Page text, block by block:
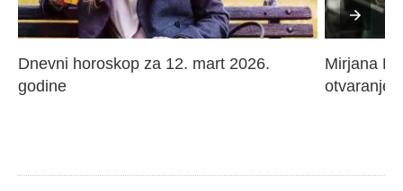
Dnevni horoskop za 12. mart 2026.
godine
Mirjana
otvaranje